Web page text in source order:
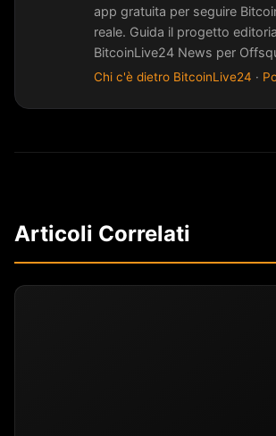
app gratuita per seguire
reale. Guida il progetto
BitcoinLive24 News per
Chi c'è dietro BitcoinLive24 ·
Articoli Correlati